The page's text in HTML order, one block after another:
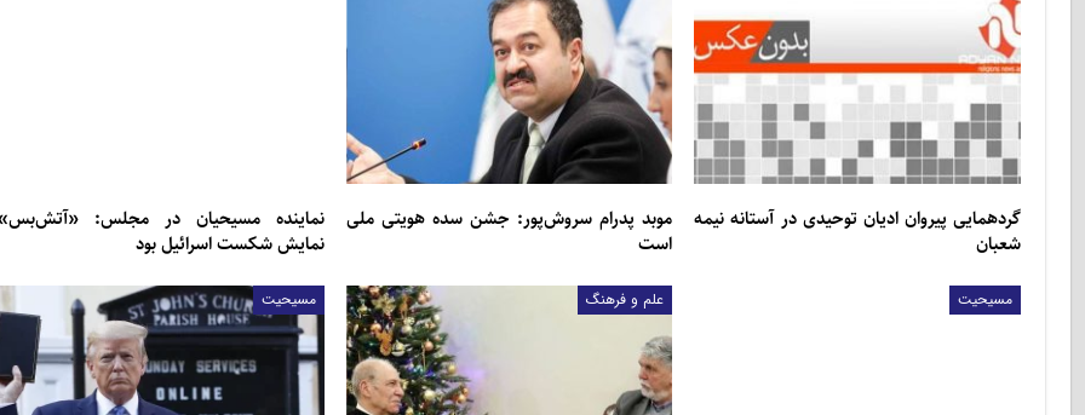
گردهمایی پیروان ادیان توحیدی در آستانه نیمه
شعبان
موبد پدرام سروش‌پور: جشن سده هویتی ملی
است
نماینده مسیحیان در مجلس:
نمایش شکست اسرائیل بود
مسیحیت علم و فرهنگ مسیحیت